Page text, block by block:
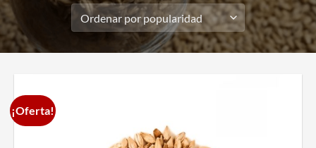
¡Oferta!